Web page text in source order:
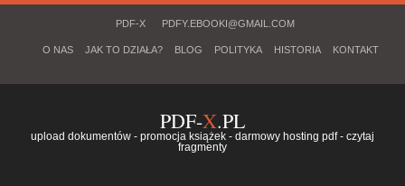
PDF-X PDFY.EBOOKI@GMAIL.COM
O NAS JAK TO DZIAŁA? BLOG POLITYKA HISTORIA KONTAKT
PDF-X.PL
upload dokumentów - promocja książek - darmowy hosting pdf - czytaj
fragmenty